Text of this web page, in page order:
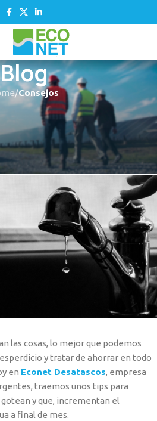
Blog
/Consejos
CONSEJOS
un grifo
con goteo?
On 14 noviembre, 2014
las cosas, lo mejor que podemos
y tratar de ahorrar en todo
en Econet Desatascos, empresa
traemos unos tips para
y que, incrementan el
a final de mes.